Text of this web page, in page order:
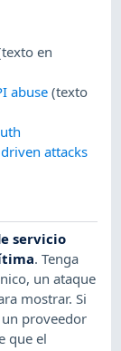
en
abuse (texto
attacks
servicio
. Tenga
un ataque
mostrar. Si
proveedor
que el